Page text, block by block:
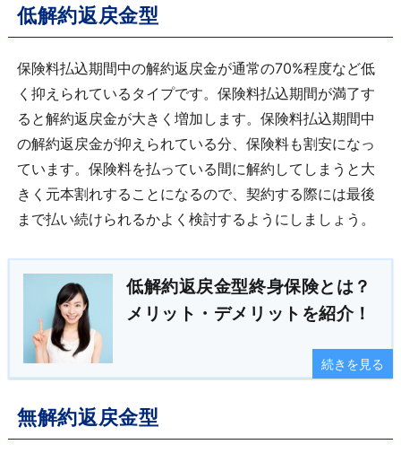
低解約返戻金型
保険料払込期間中の解約返戻金が通常の70%程度など低
く抑えられているタイプです。保険料払込期間が満了す
ると解約返戻金が大きく増加します。保険料払込期間中
の解約返戻金が抑えられている分、保険料も割安になっ
ています。保険料を払っている間に解約してしまうと大
きく元本割れすることになるので、契約する際には最後
まで払い続けられるかよく検討するようにしましょう。
低解約返戻金型終身保険とは？
メリット・デメリットを紹介！
続きを見る
無解約返戻金型